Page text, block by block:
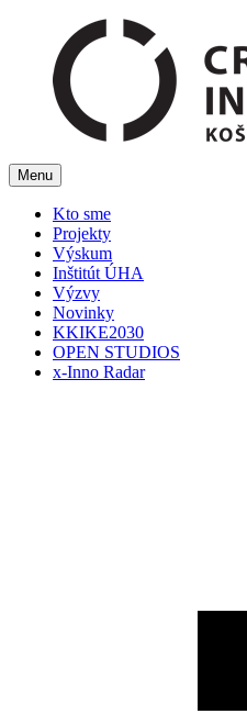
Menu
Kto sme
Projekty
Výskum
Inštitút ÚHA
Výzvy
Novinky
KKIKE2030
OPEN STUDIOS
x-Inno Radar